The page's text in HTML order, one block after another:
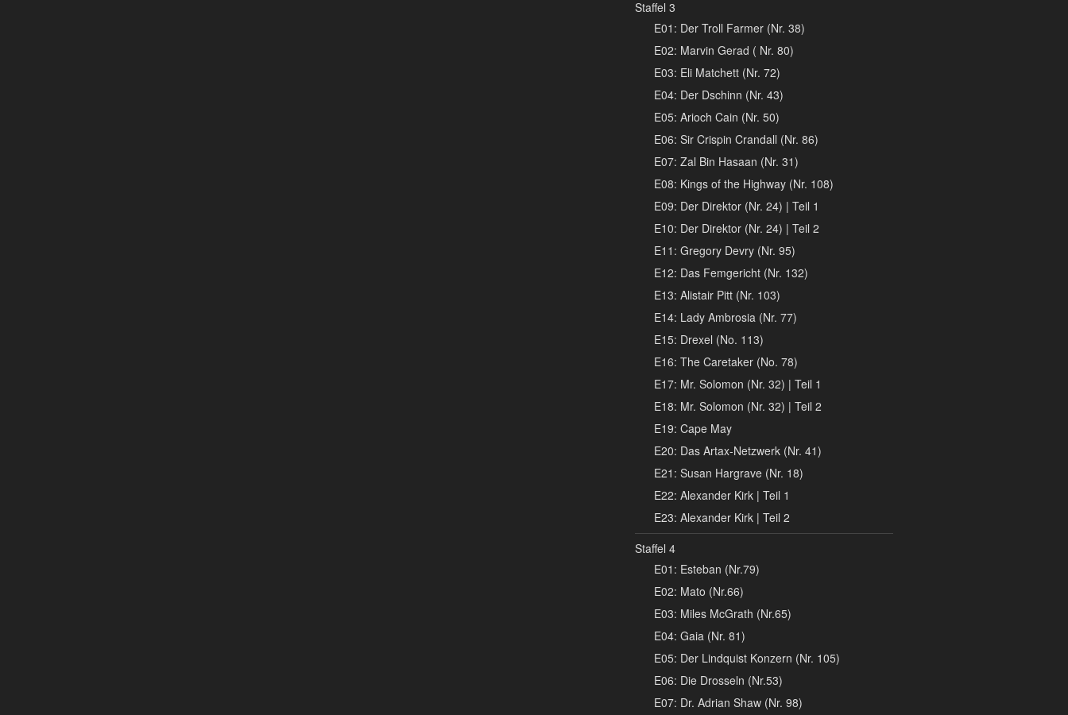
Staffel 3
E01: Der Troll Farmer (Nr. 38)
E02: Marvin Gerad ( Nr. 80)
E03: Eli Matchett (Nr. 72)
E04: Der Dschinn (Nr. 43)
E05: Arioch Cain (Nr. 50)
E06: Sir Crispin Crandall (Nr. 86)
E07: Zal Bin Hasaan (Nr. 31)
E08: Kings of the Highway (Nr. 108)
E09: Der Direktor (Nr. 24) | Teil 1
E10: Der Direktor (Nr. 24) | Teil 2
E11: Gregory Devry (Nr. 95)
E12: Das Femgericht (Nr. 132)
E13: Alistair Pitt (Nr. 103)
E14: Lady Ambrosia (Nr. 77)
E15: Drexel (No. 113)
E16: The Caretaker (No. 78)
E17: Mr. Solomon (Nr. 32) | Teil 1
E18: Mr. Solomon (Nr. 32) | Teil 2
E19: Cape May
E20: Das Artax-Netzwerk (Nr. 41)
E21: Susan Hargrave (Nr. 18)
E22: Alexander Kirk | Teil 1
E23: Alexander Kirk | Teil 2
Staffel 4
E01: Esteban (Nr.79)
E02: Mato (Nr.66)
E03: Miles McGrath (Nr.65)
E04: Gaia (Nr. 81)
E05: Der Lindquist Konzern (Nr. 105)
E06: Die Drosseln (Nr.53)
E07: Dr. Adrian Shaw (Nr. 98)